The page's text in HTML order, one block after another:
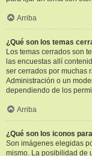
Arriba
¿Qué son los temas
Los temas cerrados son
las encuestas allí
ser cerrados por muchas
Administración o un
dependiendo de los
Arriba
¿Qué son los iconos
Son imágenes elegidas
mismo. La posibilidad de